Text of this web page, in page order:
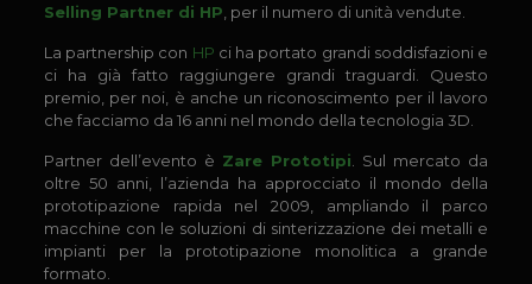
Selling Partner di HP , per il numero di unità vendute.
La partnership con HP ci ha portato grandi soddisfazioni e
ci ha già fatto raggiungere grandi traguardi. Questo
premio, per noi, è anche un riconoscimento per il lavoro
che facciamo da 16 anni nel mondo della tecnologia 3D.
Partner dell’evento è Zare Prototipi . Sul mercato da
oltre 50 anni, l’azienda ha approcciato il mondo della
prototipazione rapida nel 2009, ampliando il parco
macchine con le soluzioni di sinterizzazione dei metalli e
impianti per la prototipazione monolitica a grande
formato.